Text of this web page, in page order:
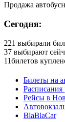
Продажа
Сегодня:
221 выбирали
37 выбирают
11билетов
Билеты на
Расписания
Рейсы в
BlaBlaCar